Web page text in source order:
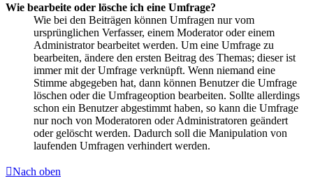
Wie bearbeite oder lösche ich eine Umfrage?
Wie bei den Beiträgen können Umfragen nur vom
ursprünglichen Verfasser, einem Moderator oder einem
Administrator bearbeitet werden. Um eine Umfrage zu
bearbeiten, ändere den ersten Beitrag des Themas; dieser ist
immer mit der Umfrage verknüpft. Wenn niemand eine
Stimme abgegeben hat, dann können Benutzer die Umfrage
löschen oder die Umfrageoption bearbeiten. Sollte allerdings
schon ein Benutzer abgestimmt haben, so kann die Umfrage
nur noch von Moderatoren oder Administratoren geändert
oder gelöscht werden. Dadurch soll die Manipulation von
laufenden Umfragen verhindert werden.
Nach oben